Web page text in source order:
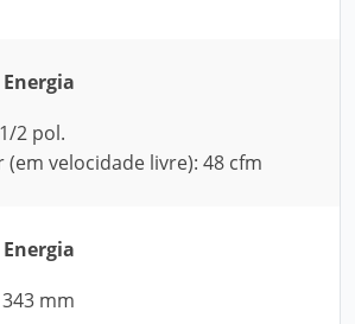
2 pol.
(em velocidade livre): 48 cfm
mm